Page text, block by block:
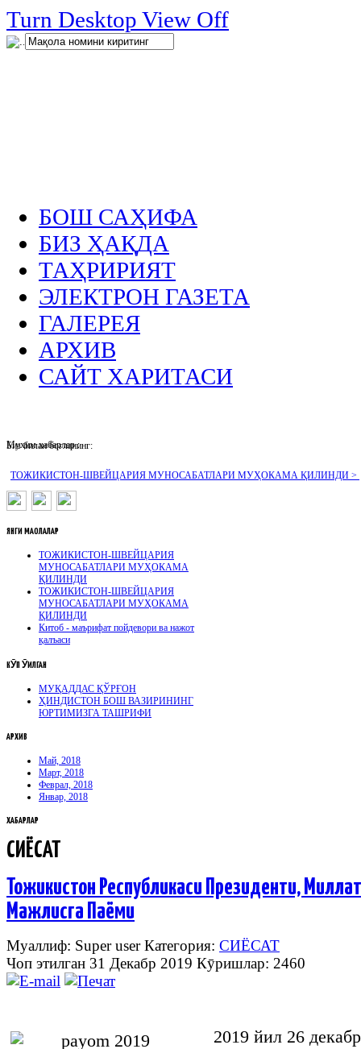
Turn Desktop View Off
.
БОШ САҲИФА
БИЗ ҲАҚДА
ТАҲРИРИЯТ
ЭЛЕКТРОН ГАЗЕТА
ГАЛЕРЕЯ
АРХИВ
САЙТ ХАРИТАСИ
Муҳим хабарлар :
ТОЖИКИСТОН-ШВЕЙЦАРИЯ МУНОСАБАТЛАРИ МУҲОКАМА ҚИЛИНДИ >
Биз билан боғланинг:
ЯНГИ МАҚОЛАЛАР
ТОЖИКИСТОН-ШВЕЙЦАРИЯ
МУНОСАБАТЛАРИ МУҲОКАМА
ҚИЛИНДИ
ТОЖИКИСТОН-ШВЕЙЦАРИЯ
МУНОСАБАТЛАРИ МУҲОКАМА
ҚИЛИНДИ
Китоб - маърифат пойдевори ва нажот
қалъаси
КӮП ӮҚИЛГАН
МУҚАДДАС ҚЎРҒОН
ҲИНДИСТОН БОШ ВАЗИРИНИНГ
ЮРТИМИЗГА ТАШРИФИ
АРХИВ
Май, 2018
Март, 2018
Феврал, 2018
Январ, 2018
ХАБАРЛАР
СИЁСАТ
Тожикистон Республикаси Президенти,
Мажлисга Паёми
Муаллиф: Super userКатегория: СИЁСАТ
Чоп этилган 31 Декабр 2019 Кӯришлар: 2460
2019 йил 26